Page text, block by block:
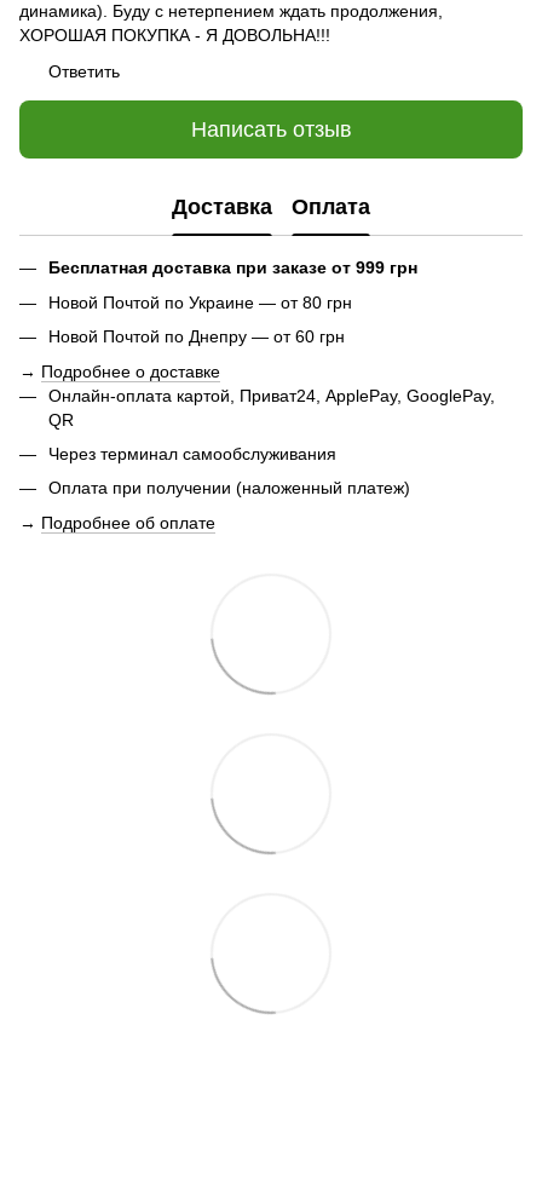
динамика). Буду с нетерпением ждать продолжения,
ХОРОШАЯ ПОКУПКА - Я ДОВОЛЬНА!!!
Ответить
Написать отзыв
Доставка Оплата
Бесплатная доставка при заказе от 999 грн
Новой Почтой по Украине — от 80 грн
Новой Почтой по Днепру — от 60 грн
→ Подробнее о доставке
Онлайн-оплата картой, Приват24, ApplePay, GooglePay,
QR
Через терминал самообслуживания
Оплата при получении (наложенный платеж)
→ Подробнее об оплате